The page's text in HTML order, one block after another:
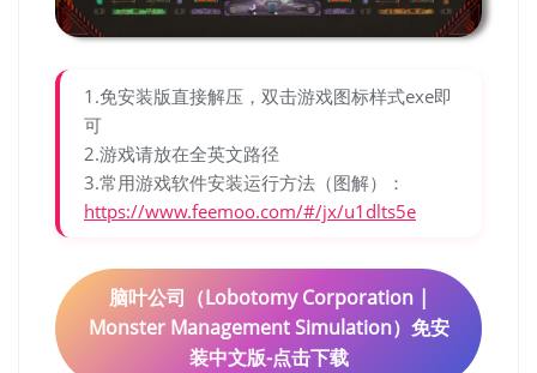
1.免安装版直接解压，双击游戏图标样式exe即
可
2.游戏请放在全英文路径
3.常用游戏软件安装运行方法（图解）：
https://www.feemoo.com/#/jx/u1dlts5e
脑叶公司（Lobotomy Corporation |
Monster Management Simulation）免安
装中文版-点击下载